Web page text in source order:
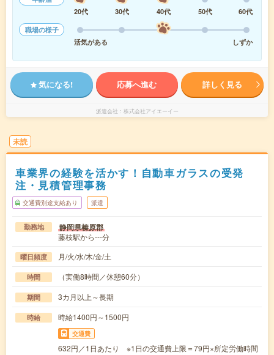
20代
30代 40代 50代
60代
職場の様子
活気がある
しずか
気になる! 応募へ進む 詳しく見る
派遣会社 株式会社アイエーイー
未読
車業界の経験を活かす！自動車ガラスの受発
注・見積管理事務
交通費別途支給あり 派遣
勤務地 静岡県榛原郡
藤枝駅から---分
曜日頻度 月/火/水/木/金/土
時間 （実働8時間／休憩60分）
期間 3カ月以上～長期
時給 時給1400円～1500円
交通費
632円／1日あたり ※1日の交通費上限＝79円×所定労働時間